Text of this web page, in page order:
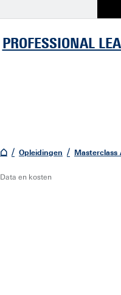
PROFESSIONAL
Opleidingen
Data en kosten